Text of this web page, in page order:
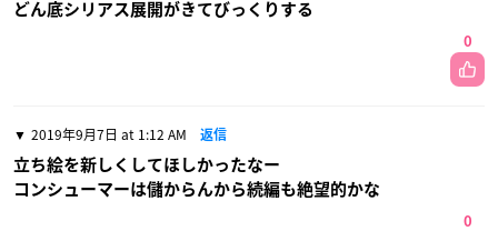
どん底シリアス展開がきてびっくりする
0
2019年9月7日 at 1:12 AM 返信
立ち絵を新しくしてほしかったなー
コンシューマーは儲からんから続編も絶望的かな
0